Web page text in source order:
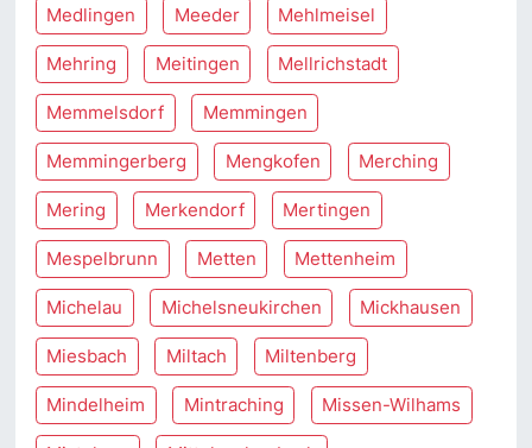
Medlingen Meeder Mehlmeisel
Mehring Meitingen Mellrichstadt
Memmelsdorf Memmingen
Memmingerberg Mengkofen Merching
Mering Merkendorf Mertingen
Mespelbrunn Metten Mettenheim
Michelau Michelsneukirchen Mickhausen
Miesbach Miltach Miltenberg
Mindelheim Mintraching Missen-Wilhams